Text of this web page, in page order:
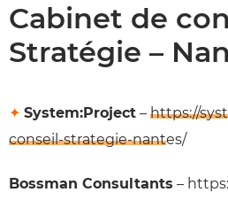
Cabinet de
Stratégie –
✦ System:Project – https://
conseil-strategie-nantes/
Bossman Consultants –